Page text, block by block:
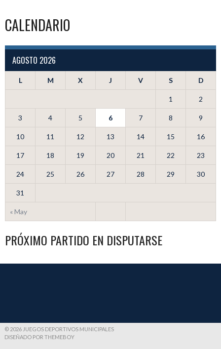
CALENDARIO
AGOSTO 2026
L M X J V S D
« May
1 2
3 4 5 6 7 8 9
10 11 12 13 14 15 16
17 18 19 20 21 22 23
24 25 26 27 28 29 30
31
PRÓXIMO PARTIDO EN DISPUTARSE
© 2026 JUEGOS DEPORTIVOS MUNICIPALES
DISEÑADO POR THEMEBOY